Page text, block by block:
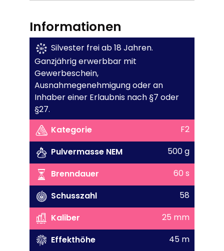
Informationen
Silvester frei ab 18 Jahren.
Ganzjährig erwerbbar mit
Gewerbeschein,
Ausnahmegenehmigung oder an
Inhaber einer Erlaubnis nach §7 oder
§27.
Kategorie
F2
Pulvermasse NEM
500 g
Brenndauer
60 s
Schusszahl
58
Kaliber
25 mm
Effekthöhe
45 m